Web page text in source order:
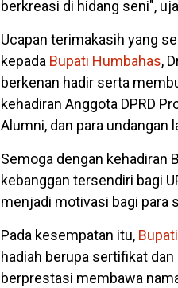
berkreasi di hidang seni",
Ucapan terimakasih yang
kepada Bupati Humbahas,
berkenan hadir serta
kehadiran Anggota DPRD
Alumni, dan para undangan
Semoga dengan kehadiran
kebanggan tersendiri bagi
menjadi motivasi bagi para
Pada kesempatan itu,
hadiah berupa sertifikat
berprestasi membawa